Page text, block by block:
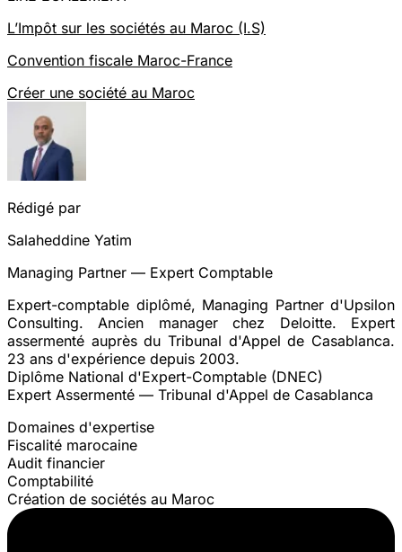
L’Impôt sur les sociétés au Maroc (I.S)
Convention fiscale Maroc-France
Créer une société au Maroc
Rédigé par
Salaheddine Yatim
Managing Partner — Expert Comptable
Expert-comptable diplômé, Managing Partner d'Upsilon
Consulting. Ancien manager chez Deloitte. Expert
assermenté auprès du Tribunal d'Appel de Casablanca.
23 ans d'expérience depuis 2003.
Diplôme National d'Expert-Comptable (DNEC)
Expert Assermenté — Tribunal d'Appel de Casablanca
Domaines d'expertise
Fiscalité marocaine
Audit financier
Comptabilité
Création de sociétés au Maroc